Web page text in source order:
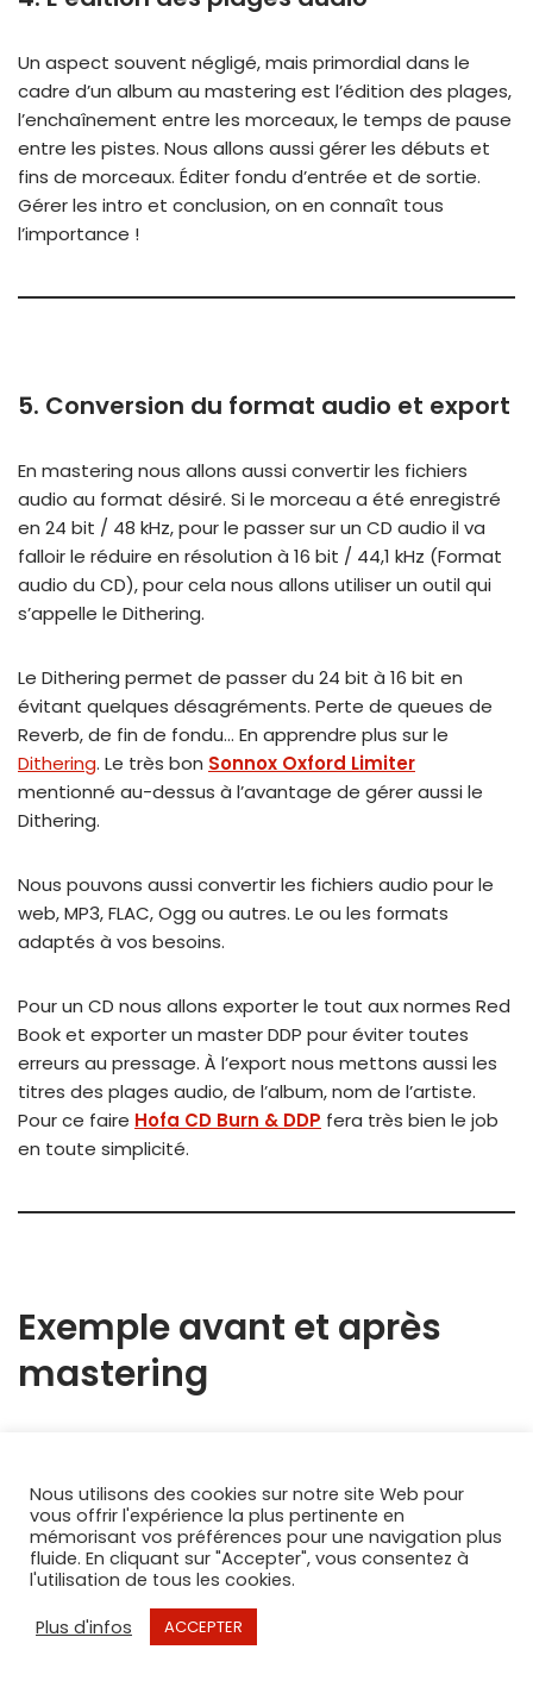
Un aspect souvent négligé, mais primordial dans le
cadre d’un album au mastering est l’édition des plages,
l’enchaînement entre les morceaux, le temps de pause
entre les pistes. Nous allons aussi gérer les débuts et
fins de morceaux. Éditer fondu d’entrée et de sortie.
Gérer les intro et conclusion, on en connaît tous
l’importance !
5. Conversion du format audio et export
En mastering nous allons aussi convertir les fichiers
audio au format désiré. Si le morceau a été enregistré
en 24 bit / 48 kHz, pour le passer sur un CD audio il va
falloir le réduire en résolution à 16 bit / 44,1 kHz (Format
audio du CD), pour cela nous allons utiliser un outil qui
s’appelle le Dithering.
Le Dithering permet de passer du 24 bit à 16 bit en
évitant quelques désagréments. Perte de queues de
Reverb, de fin de fondu… En apprendre plus sur le
Dithering. Le très bon Sonnox Oxford Limiter
mentionné au-dessus à l’avantage de gérer aussi le
Dithering.
Nous pouvons aussi convertir les fichiers audio pour le
web, MP3, FLAC, Ogg ou autres. Le ou les formats
adaptés à vos besoins.
Pour un CD nous allons exporter le tout aux normes Red
Book et exporter un master DDP pour éviter toutes
erreurs au pressage. À l’export nous mettons aussi les
titres des plages audio, de l’album, nom de l’artiste.
Pour ce faire Hofa CD Burn & DDP fera très bien le job
en toute simplicité.
Exemple avant et après
mastering
studio.
Nous utilisons des cookies sur notre site Web pour
vous offrir l'expérience la plus pertinente en
mémorisant vos préférences pour une navigation plus
fluide. En cliquant sur "Accepter", vous consentez à
l'utilisation de tous les cookies.
Plus d'infos
ACCEPTER